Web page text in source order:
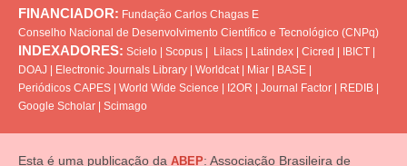
FINANCIADOR: Fundação Carlos Chagas E
Conselho Nacional de Desenvolvimento Científico e Tecnológico (CNPq)
INDEXADORES: Scielo Scopus Lilacs Latindex Cicred IBICT
DOAJ
Electronic Journals Library Worldcat| Miar BASE
Periódicos CAPES
World Wide Science I2OR Journal Factor REDIB
Google Scholar
Scimago
Esta é uma publicação da ABEP: Associação Brasileira de